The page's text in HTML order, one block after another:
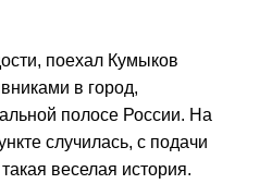
поехал Кумыков
в город,
полосе России. На
случилась, с подачи
веселая история.